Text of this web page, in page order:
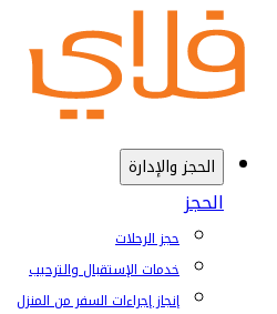
الحجز والإدارة
الحجز
حجز الرحلات
خدمات الإستقبال والترحيب
إنجاز إجراءات السفر من المنزل